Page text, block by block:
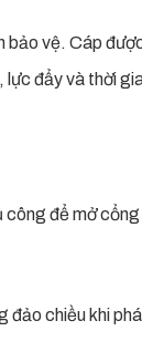
vệ. Cáp
đẩy và thời
để mở
chiều khi